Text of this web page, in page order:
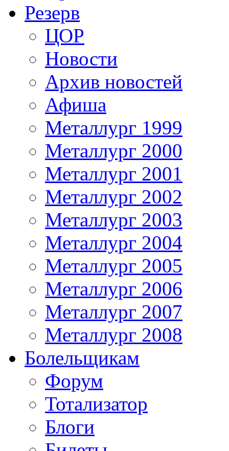
Резерв
ЦОР
Новости
Архив новостей
Афиша
Металлург 1999
Металлург 2000
Металлург 2001
Металлург 2002
Металлург 2003
Металлург 2004
Металлург 2005
Металлург 2006
Металлург 2007
Металлург 2008
Болельщикам
Форум
Тотализатор
Блоги